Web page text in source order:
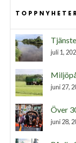
TOPPNYHETER
juli 1,
juni 27,
Över
juni 28,